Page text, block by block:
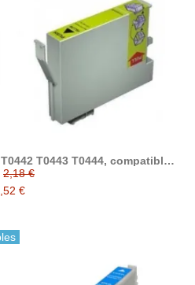
T0443 T0444, compatible
epson
2,18 €
€